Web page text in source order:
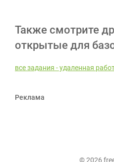
Также смотрите
открытые для
все задания - удаленная
Реклама
© 2026